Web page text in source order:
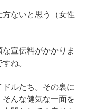
方ないと思う（女性
宣伝料がかかりま
ね。
ルたち。その裏に
んな健気な一面を